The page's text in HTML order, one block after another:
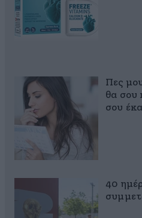
Πες
θα σου
σου
40